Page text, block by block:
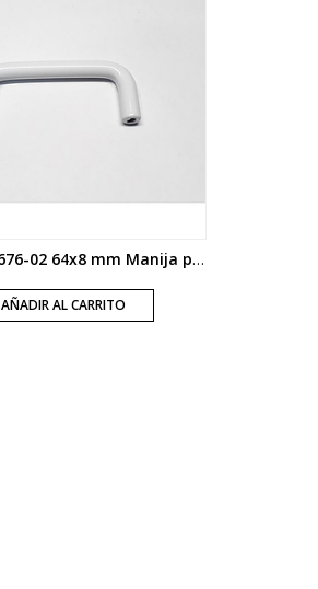
Art.5393/6676-02 64x8 mm Manija puente colores varios
AÑADIR AL CARRITO